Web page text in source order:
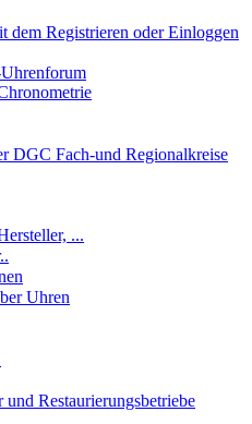
Registrieren oder Einloggen
Fach-und Regionalkreise
...
Uhren
Restaurierungsbetriebe